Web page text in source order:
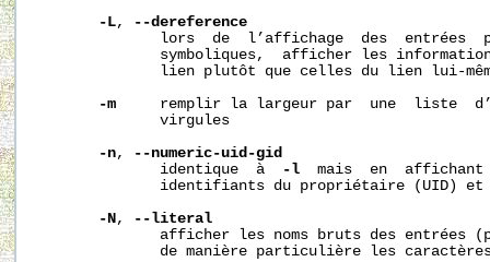
-L,
--dereference
lors  de  l’affichage  des  entrées
symboliques,  afficher les
lien plutôt que celles du lien lui-
-m
remplir la largeur par  une  liste
              virgules
-n,
--numeric-uid-gid
              identique  à
-l
mais  en
identifiants du propriétaire (UID) et
-N,
--literal
afficher les noms bruts des entrées
de manière particulière les